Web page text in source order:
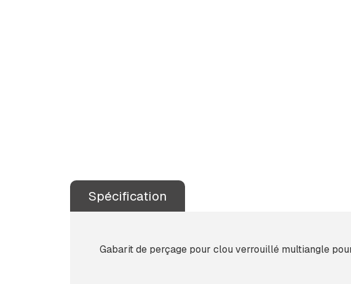
Spécification
Gabarit de perçage pour clou verrouillé multiangle